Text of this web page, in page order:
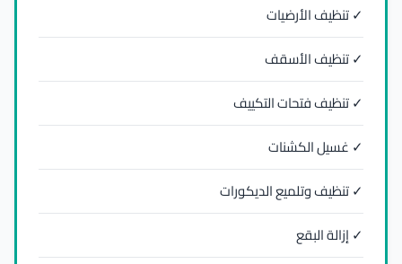
✓ تنظيف الأرضيات
✓ تنظيف الأسقف
✓ تنظيف فتحات التكييف
✓ غسيل الكشنات
✓ تنظيف وتلميع الديكورات
✓ إزالة البقع